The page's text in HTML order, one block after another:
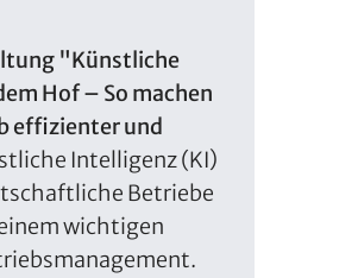
"Künstliche
Hof – So machen
effizienter und
Intelligenz (KI)
Betriebe
wichtigen